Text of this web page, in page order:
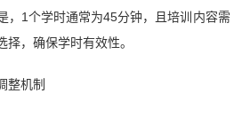
，1个学时通常为45分钟，且培训内容需
，确保学时有效性。
整机制